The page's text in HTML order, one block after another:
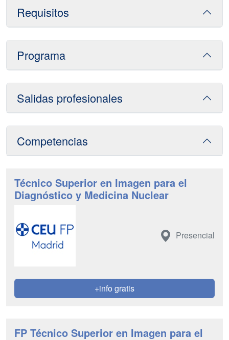
Requisitos
Programa
Salidas profesionales
Competencias
Técnico Superior en Imagen para el
Diagnóstico y Medicina Nuclear
Presencial
+info gratis
FP Técnico Superior en Imagen para el